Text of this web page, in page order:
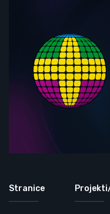
Stranice